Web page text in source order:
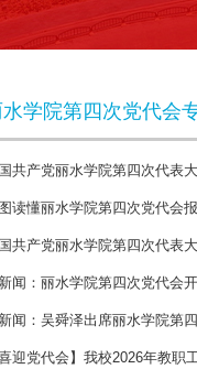
学院第四次党代会
共产党丽水学院第四次代表
读懂丽水学院第四次党代会
共产党丽水学院第四次代表
闻：丽水学院第四次党代会
闻：吴舜泽出席丽水学院第
喜迎党代会】我校2026年教职